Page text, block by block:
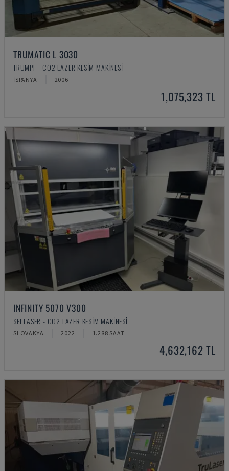
TRUMATIC L 3030
TRUMPF - CO2 LAZER KESIM MAKINESI
İSPANYA 2006
1,075,323 TL
INFINITY 5070 V300
SEI LASER - CO2 LAZER KESIM MAKINESI
SLOVAKYA 2022 1.288 SAAT
4,632,162 TL